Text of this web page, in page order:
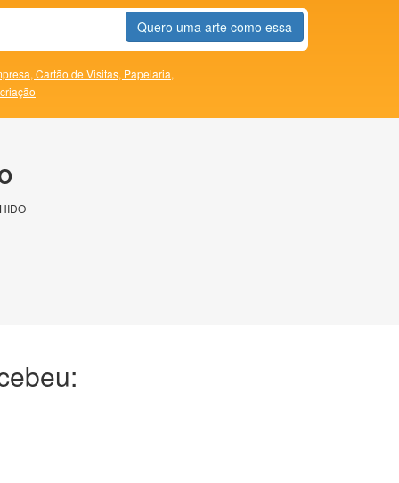
Quero uma arte como essa
Cartão de Visitas, Papelaria,